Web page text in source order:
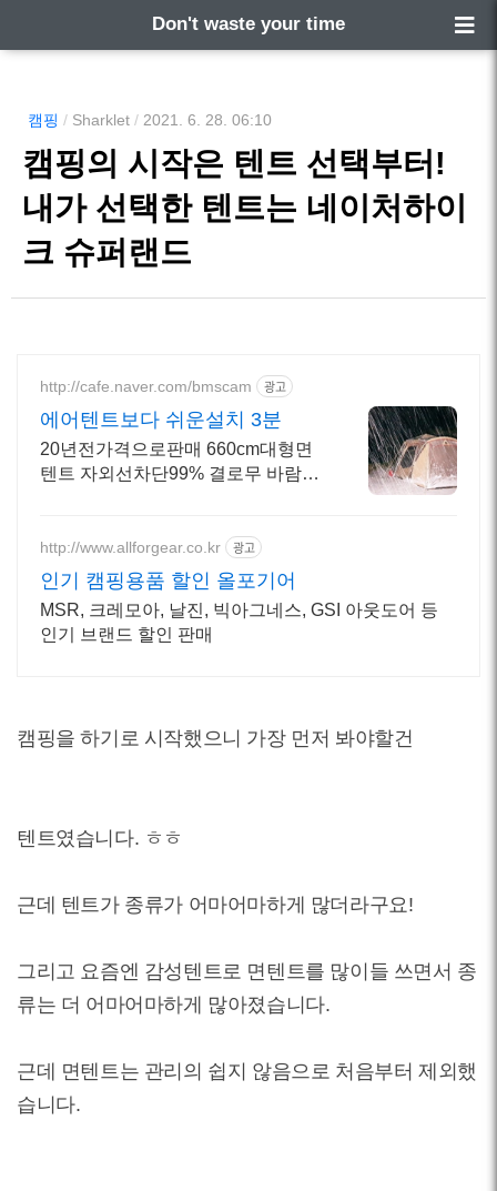
Don't waste your time
캠핑 / Sharklet / 2021. 6. 28. 06:10
캠핑의 시작은 텐트 선택부터!
내가 선택한 텐트는 네이처하이
크 슈퍼랜드
http://cafe.naver.com/bmscam 광고
에어텐트보다 쉬운설치 3분
20년전가격으로판매 660cm대형면
텐트 자외선차단99% 결로무 바람에
http://www.allforgear.co.kr 광고
인기 캠핑용품 할인 올포기어
MSR, 크레모아, 날진, 빅아그네스, GSI 아웃도어 등
인기 브랜드 할인 판매
캠핑을 하기로 시작했으니 가장 먼저 봐야할건
텐트였습니다. ㅎㅎ
근데 텐트가 종류가 어마어마하게 많더라구요!
그리고 요즘엔 감성텐트로 면텐트를 많이들 쓰면서 종
류는 더 어마어마하게 많아졌습니다.
근데 면텐트는 관리의 쉽지 않음으로 처음부터 제외했
습니다.